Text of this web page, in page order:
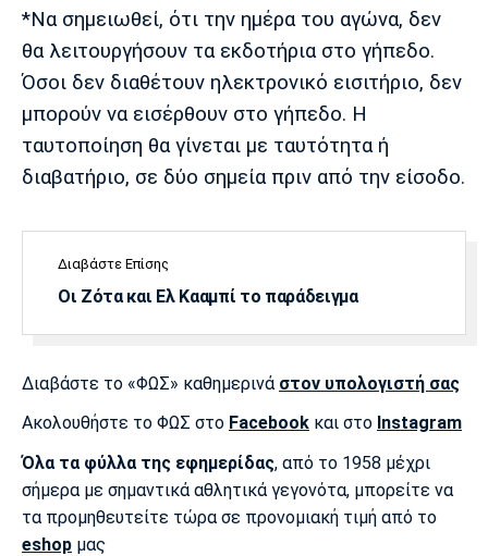
*Να σημειωθεί, ότι την ημέρα του αγώνα, δεν
θα λειτουργήσουν τα εκδοτήρια στο γήπεδο.
Όσοι δεν διαθέτουν ηλεκτρονικό εισιτήριο, δεν
μπορούν να εισέρθουν στο γήπεδο. Η
ταυτοποίηση θα γίνεται με ταυτότητα ή
διαβατήριο, σε δύο σημεία πριν από την είσοδο.
Διαβάστε Επίσης
Οι Ζότα και Ελ Κααμπί το παράδειγμα
Διαβάστε το «ΦΩΣ» καθημερινά στον υπολογιστή σας
Ακολουθήστε το ΦΩΣ στο Facebook και στο Instagram
Όλα τα φύλλα της εφημερίδας, από το 1958 μέχρι
σήμερα με σημαντικά αθλητικά γεγονότα, μπορείτε να
τα προμηθευτείτε τώρα σε προνομιακή τιμή από το
eshop μας